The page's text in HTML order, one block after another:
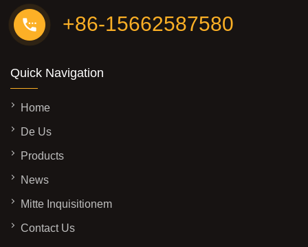
+86-15662587580
Quick Navigation
Home
De Us
Products
News
Mitte Inquisitionem
Contact Us